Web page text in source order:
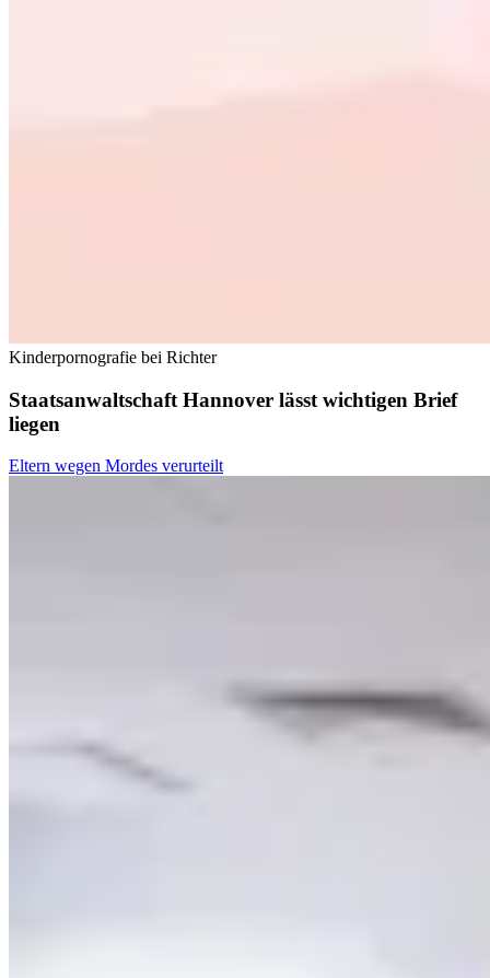
Kinderpornografie bei Richter
Staatsanwaltschaft Hannover lässt wichtigen Brief
liegen
Eltern wegen Mordes verurteilt